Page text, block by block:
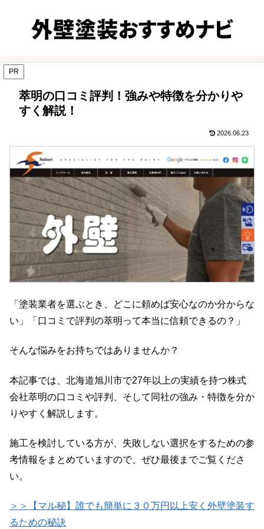
PR
萃明の口コミ評判！強みや特徴を分かりや
すく解説！
2026.06.23
「塗装業者を選ぶとき、どこに頼めば安心なのか分からな
い」「口コミで評判の萃明って本当に信頼できるの？」
そんな悩みをお持ちではありませんか？
本記事では、北海道旭川市で27年以上の実績を持つ株式
会社萃明の口コミや評判、そして同社の強み・特徴を分か
りやすく解説します。
施工を検討している方が、失敗しない選択をするための参
考情報をまとめていますので、ぜひ最後までご覧くださ
い。
＞＞【マル秘】誰でも簡単に３０万円以上安く外壁塗装す
るための秘訣